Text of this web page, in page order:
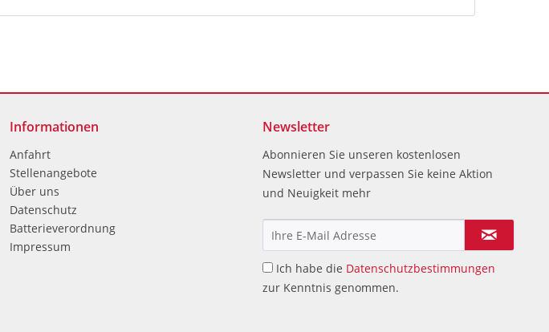
Informationen
Anfahrt
Stellenangebote
Über uns
Datenschutz
Batterieverordnung
Impressum
Newsletter
Abonnieren Sie unseren kostenlosen
Newsletter und verpassen Sie keine Aktion
und Neuigkeit mehr
Ich habe die Datenschutzbestimmungen
zur Kenntnis genommen.